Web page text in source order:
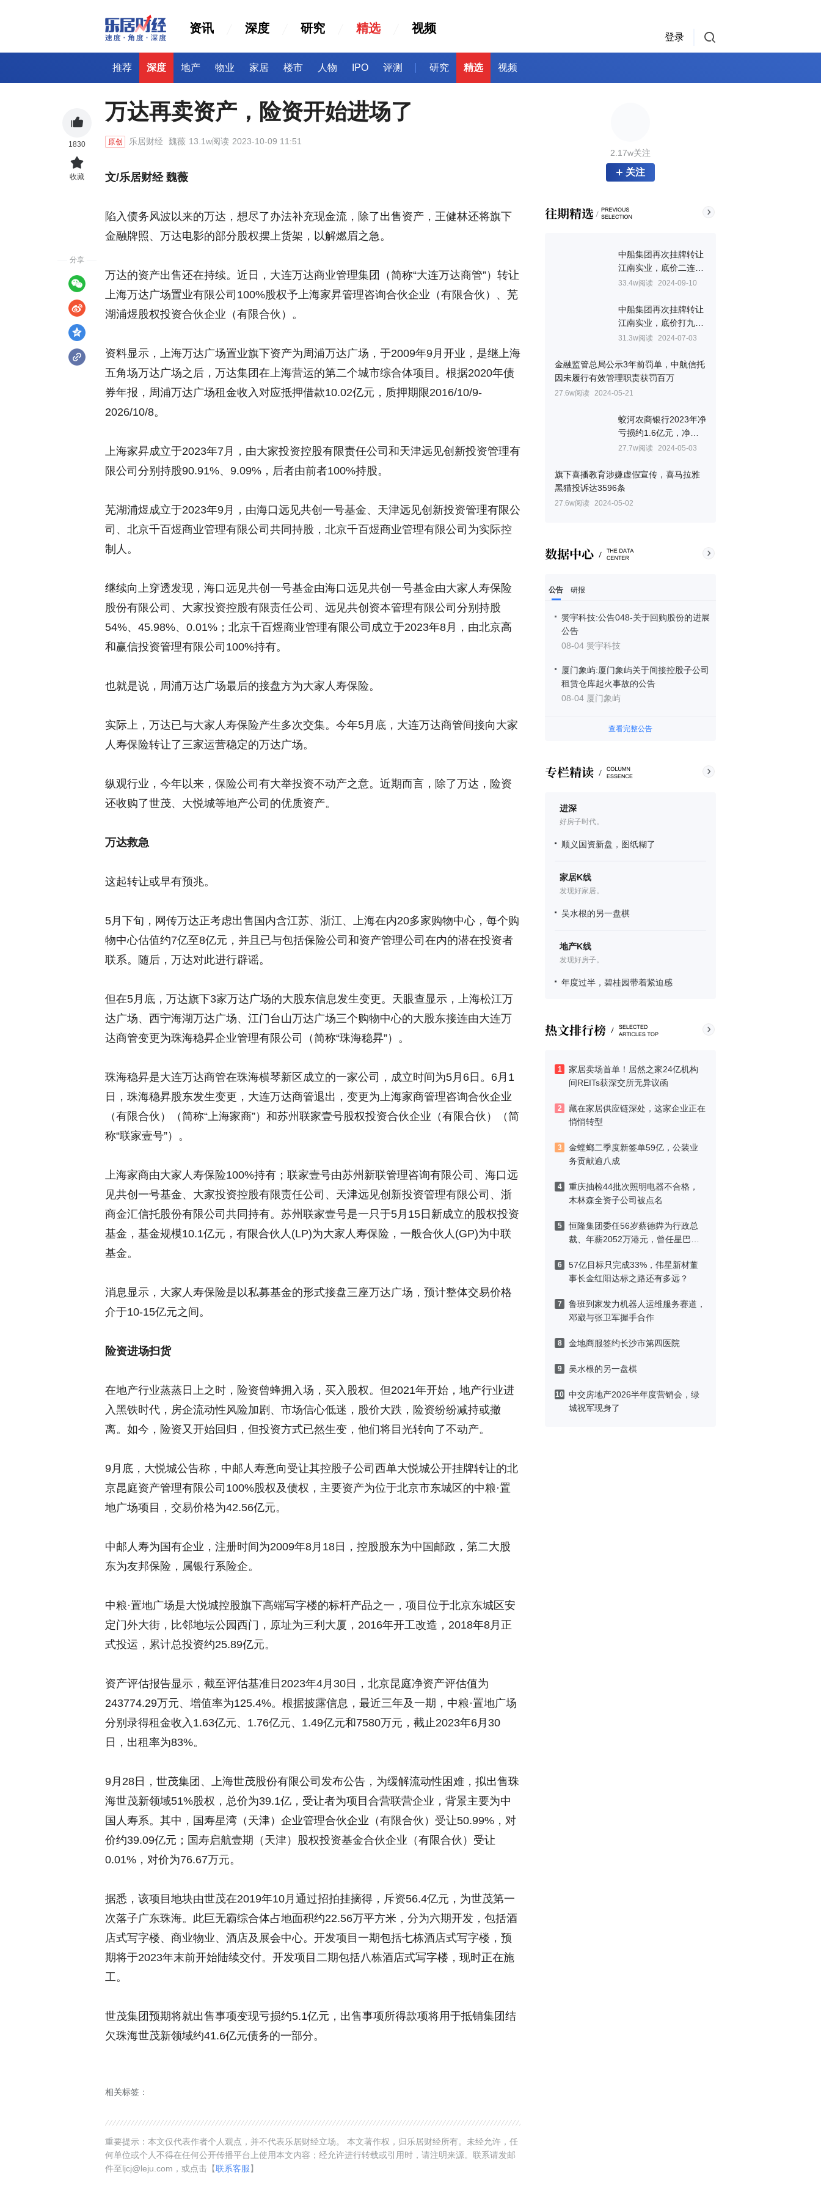
资讯 深度 研究 精选 视频
登录
推荐 深度 地产 物业 家居 楼市 人物 IPO 评测 研究 精选 视频
2.17w关注
关注
中船集团再次挂牌转让
江南实业，底价二连降
至6154万元
33.4w阅读 2024-09-10
中船集团再次挂牌转让
江南实业，底价打九折
至7032万元
31.3w阅读 2024-07-03
金融监管总局公示3年前罚单，中航信托
因未履行有效管理职责获罚百万
27.6w阅读 2024-05-21
蛟河农商银行2023年净
亏损约1.6亿元，净资
产为负
27.7w阅读 2024-05-03
旗下喜播教育涉嫌虚假宣传，喜马拉雅
黑猫投诉达3596条
27.6w阅读 2024-05-02
公告 研报
赞宇科技:公告048-关于回购股份的进展
公告
08-04 赞宇科技
厦门象屿:厦门象屿关于间接控股子公司
租赁仓库起火事故的公告
08-04 厦门象屿
查看完整公告
进深
好房子时代。
顺义国资新盘，图纸糊了
家居K线
发现好家居。
吴水根的另一盘棋
地产K线
发现好房子。
年度过半，碧桂园带着紧迫感
1
家居卖场首单！居然之家24亿机构
间REITs获深交所无异议函
2
藏在家居供应链深处，这家企业正在
悄悄转型
3
金螳螂二季度新签单59亿，公装业
务贡献逾八成
4
重庆抽检44批次照明电器不合格，
木林森全资子公司被点名
5
恒隆集团委任56岁蔡德粦为行政总
裁、年薪2052万港元，曾任星巴克
6
57亿目标只完成33%，伟星新材董
事长金红阳达标之路还有多远？
7
鲁班到家发力机器人运维服务赛道，
邓崴与张卫军握手合作
8 金地商服签约长沙市第四医院
9 吴水根的另一盘棋
10 中交房地产2026半年度营销会，绿
城祝军现身了
万达再卖资产，险资开始进场了
原创 乐居财经 魏薇 13.1w阅读 2023-10-09 11:51
文/乐居财经 魏薇
陷入债务风波以来的万达，想尽了办法补充现金流，除了出售资产，王健林还将旗下
金融牌照、万达电影的部分股权摆上货架，以解燃眉之急。
万达的资产出售还在持续。近日，大连万达商业管理集团（简称“大连万达商管”）转让
上海万达广场置业有限公司100%股权予上海家昇管理咨询合伙企业（有限合伙）、芜
湖浦煜股权投资合伙企业（有限合伙）。
资料显示，上海万达广场置业旗下资产为周浦万达广场，于2009年9月开业，是继上海
五角场万达广场之后，万达集团在上海营运的第二个城市综合体项目。根据2020年债
券年报，周浦万达广场租金收入对应抵押借款10.02亿元，质押期限2016/10/9-
2026/10/8。
上海家昇成立于2023年7月，由大家投资控股有限责任公司和天津远见创新投资管理有
限公司分别持股90.91%、9.09%，后者由前者100%持股。
芜湖浦煜成立于2023年9月，由海口远见共创一号基金、天津远见创新投资管理有限公
司、北京千百煜商业管理有限公司共同持股，北京千百煜商业管理有限公司为实际控
制人。
继续向上穿透发现，海口远见共创一号基金由海口远见共创一号基金由大家人寿保险
股份有限公司、大家投资控股有限责任公司、远见共创资本管理有限公司分别持股
54%、45.98%、0.01%；北京千百煜商业管理有限公司成立于2023年8月，由北京高
和赢信投资管理有限公司100%持有。
也就是说，周浦万达广场最后的接盘方为大家人寿保险。
实际上，万达已与大家人寿保险产生多次交集。今年5月底，大连万达商管间接向大家
人寿保险转让了三家运营稳定的万达广场。
纵观行业，今年以来，保险公司有大举投资不动产之意。近期而言，除了万达，险资
还收购了世茂、大悦城等地产公司的优质资产。
万达救急
这起转让或早有预兆。
5月下旬，网传万达正考虑出售国内含江苏、浙江、上海在内20多家购物中心，每个购
物中心估值约7亿至8亿元，并且已与包括保险公司和资产管理公司在内的潜在投资者
联系。随后，万达对此进行辟谣。
但在5月底，万达旗下3家万达广场的大股东信息发生变更。天眼查显示，上海松江万
达广场、西宁海湖万达广场、江门台山万达广场三个购物中心的大股东接连由大连万
达商管变更为珠海稳昇企业管理有限公司（简称“珠海稳昇”）。
珠海稳昇是大连万达商管在珠海横琴新区成立的一家公司，成立时间为5月6日。6月1
日，珠海稳昇股东发生变更，大连万达商管退出，变更为上海家商管理咨询合伙企业
（有限合伙）（简称“上海家商”）和苏州联家壹号股权投资合伙企业（有限合伙）（简
称“联家壹号”）。
上海家商由大家人寿保险100%持有；联家壹号由苏州新联管理咨询有限公司、海口远
见共创一号基金、大家投资控股有限责任公司、天津远见创新投资管理有限公司、浙
商金汇信托股份有限公司共同持有。苏州联家壹号是一只于5月15日新成立的股权投资
基金，基金规模10.1亿元，有限合伙人(LP)为大家人寿保险，一般合伙人(GP)为中联
基金。
消息显示，大家人寿保险是以私募基金的形式接盘三座万达广场，预计整体交易价格
介于10-15亿元之间。
险资进场扫货
在地产行业蒸蒸日上之时，险资曾蜂拥入场，买入股权。但2021年开始，地产行业进
入黑铁时代，房企流动性风险加剧、市场信心低迷，股价大跌，险资纷纷减持或撤
离。如今，险资又开始回归，但投资方式已然生变，他们将目光转向了不动产。
9月底，大悦城公告称，中邮人寿意向受让其控股子公司西单大悦城公开挂牌转让的北
京昆庭资产管理有限公司100%股权及债权，主要资产为位于北京市东城区的中粮·置
地广场项目，交易价格为42.56亿元。
中邮人寿为国有企业，注册时间为2009年8月18日，控股股东为中国邮政，第二大股
东为友邦保险，属银行系险企。
中粮·置地广场是大悦城控股旗下高端写字楼的标杆产品之一，项目位于北京东城区安
定门外大街，比邻地坛公园西门，原址为三利大厦，2016年开工改造，2018年8月正
式投运，累计总投资约25.89亿元。
资产评估报告显示，截至评估基准日2023年4月30日，北京昆庭净资产评估值为
243774.29万元、增值率为125.4%。根据披露信息，最近三年及一期，中粮·置地广场
分别录得租金收入1.63亿元、1.76亿元、1.49亿元和7580万元，截止2023年6月30
日，出租率为83%。
9月28日，世茂集团、上海世茂股份有限公司发布公告，为缓解流动性困难，拟出售珠
海世茂新领域51%股权，总价为39.1亿，受让者为项目合营联营企业，背景主要为中
国人寿系。其中，国寿星湾（天津）企业管理合伙企业（有限合伙）受让50.99%，对
价约39.09亿元；国寿启航壹期（天津）股权投资基金合伙企业（有限合伙）受让
0.01%，对价为76.67万元。
据悉，该项目地块由世茂在2019年10月通过招拍挂摘得，斥资56.4亿元，为世茂第一
次落子广东珠海。此巨无霸综合体占地面积约22.56万平方米，分为六期开发，包括酒
店式写字楼、商业物业、酒店及展会中心。开发项目一期包括七栋酒店式写字楼，预
期将于2023年末前开始陆续交付。开发项目二期包括八栋酒店式写字楼，现时正在施
工。
世茂集团预期将就出售事项变现亏损约5.1亿元，出售事项所得款项将用于抵销集团结
欠珠海世茂新领域约41.6亿元债务的一部分。
相关标签：
重要提示：本文仅代表作者个人观点，并不代表乐居财经立场。 本文著作权，归乐居财经所有。未经允许，任
何单位或个人不得在任何公开传播平台上使用本文内容；经允许进行转载或引用时，请注明来源。联系请发邮
件至ljcj@leju.com，或点击【联系客服】
1830
收藏
分享